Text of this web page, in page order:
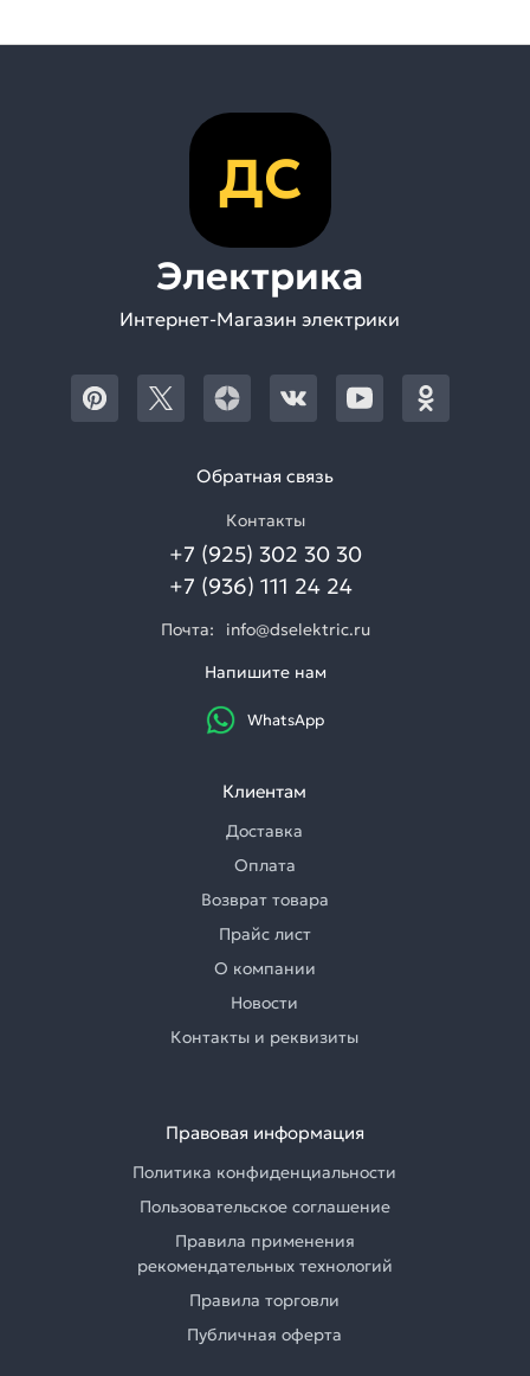
ДС
Электрика
Интернет-Магазин электрики
Обратная связь
Контакты
+7 (925) 302 30 30
+7 (936) 111 24 24
Почта:
info@dselektric.ru
Напишите нам
WhatsApp
Клиентам
Доставка
Оплата
Возврат товара
Прайс лист
О компании
Новости
Контакты и реквизиты
Правовая информация
Политика конфиденциальности
Пользовательское соглашение
Правила применения
рекомендательных технологий
Правила торговли
Публичная оферта